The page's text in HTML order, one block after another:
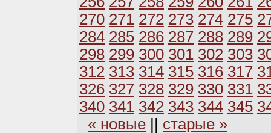
270 271 272 273 274 275
284 285 286 287 288 289
298 299 300 301 302 303
312 313 314 315 316 317
326 327 328 329 330 331
340 341 342 343 344 345
« новые
старые »